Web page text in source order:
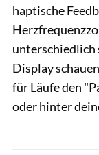
haptische
unterschiedlich
Display
für Läufe den
oder hinter